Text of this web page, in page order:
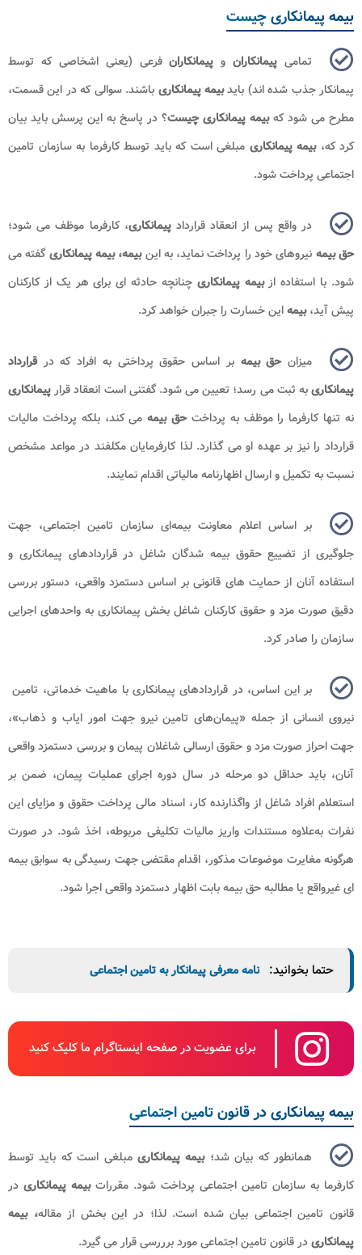
بیمه پیمانکاری چیست
تمامی پیمانکاران و پیمانکارانفرعی (یعنی اشخاصی که توسط
پیمانکار جذب شده اند) بایدبیمه پیمانکاری باشند. سوالی که در این قسمت،
مطرح می شود کهبیمه پیمانکاری چیست؟ در پاسخ به این پرسش باید بیان
کرد که،بیمه پیمانکاری مبلغی است که باید توسط کارفرما به سازمان تامین
اجتماعی پرداخت شود.
در واقع پس از انعقاد قراردادپیمانکاری، کارفرما موظف می شود؛
حق بیمه نیروهای خود را پرداخت نماید، به اینبیمه، بیمهپیمانکاریگفته می
شود. با استفاده ازبیمه پیمانکاری چنانچه حادثه ای برای هر یک از کارکنان
پیش آید،بیمهاین خسارت را جبران خواهد کرد.
میزانحق بیمهبر اساس حقوق پرداختی به افراد که درقرارداد
پیمانکاریبه ثبت می رسد؛ تعیین می شود. گفتنی است انعقاد قرارپیمانکاری
نه تنها کارفرما را موظف به پرداختحق بیمهمی کند، بلکه پرداخت مالیات
قرارداد را نیز بر عهده او می گذارد. لذا کارفرمایان مکلفند در مواعد مشخص
نسبت به تکمیل و ارسال اظهارنامه مالیاتی اقدام نمایند.
بر اساس اعلام معاونت بیمه‌ای سازمان تامین اجتماعی، جهت
جلوگیری از تضییع حقوق بیمه‌ شدگان شاغل در قراردادهای پیمانکاری و
استفاده آنان از حمایت‌ های قانونی بر اساس دستمزد واقعی، دستور بررسی
دقیق صورت مزد و حقوق کارکنان شاغل بخش پیمانکاری به واحدهای اجرایی
سازمان را صادر کرد.
بر این اساس، در قراردادهای پیمانکاری با ماهیت خدماتی، تامین
نیروی انسانی از جمله «پیمان‌های تامین نیرو جهت امور ایاب و ذهاب»،
جهت احراز صورت مزد و حقوق ارسالی شاغلان پیمان و بررسی دستمزد واقعی
آنان، باید حداقل دو مرحله در سال دوره اجرای عملیات پیمان، ضمن بر
استعلام افراد شاغل از واگذارنده کار، اسناد مالی پرداخت حقوق و مزایای این
نفرات به‌علاوه مستندات واریز مالیات تکلیفی مربوطه، اخذ شود. در صورت
هرگونه مغایرت موضوعات مذکور، اقدام مقتضی جهت رسیدگی به سوابق بیمه‌
ای غیرواقع یا مطالبه حق بیمه بابت اظهار دستمزد واقعی اجرا شود.
حتما بخوانید: نامه معرفی پیمانکار به تامین اجتماعی
برای عضویت در صفحه اینستاگرام ما کلیک کنید
بیمه پیمانکاری در قانون تامین اجتماعی
همانطور که بیان شد؛بیمه پیمانکاریمبلغی است که باید توسط
کارفرما به سازمان تامین اجتماعی پرداخت شود. مقرراتبیمه پیمانکاری در
قانون تامین اجتماعی بیان شده است. لذا؛ در این بخش از مقاله، بیمه
پیمانکاریدر قانون تامین اجتماعی مورد برررسی قرار می گیرد.